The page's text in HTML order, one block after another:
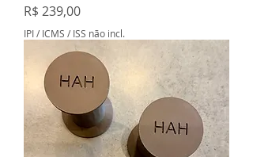
Preço
R$ 239,00
IPI / ICMS / ISS não incl.